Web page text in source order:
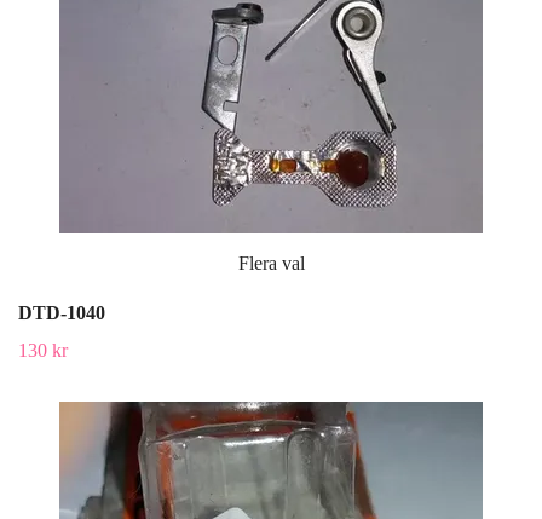
Flera val
DTD-1040
130 kr